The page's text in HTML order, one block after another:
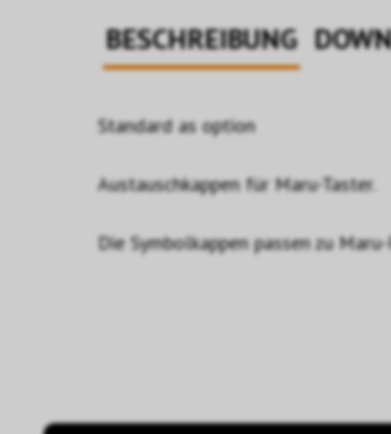
BESCHREIBUNG
Standard as option
Austauschkappen für Maru-Taster.
Die Symbolkappen passen zu